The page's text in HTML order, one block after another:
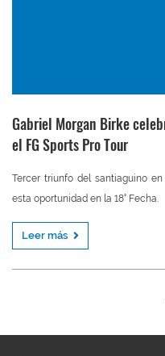
Gabriel Morgan Birke
el FG Sports Pro Tour
Tercer triunfo del santiaguino
esta oportunidad en la 18° Fecha.
Leer más